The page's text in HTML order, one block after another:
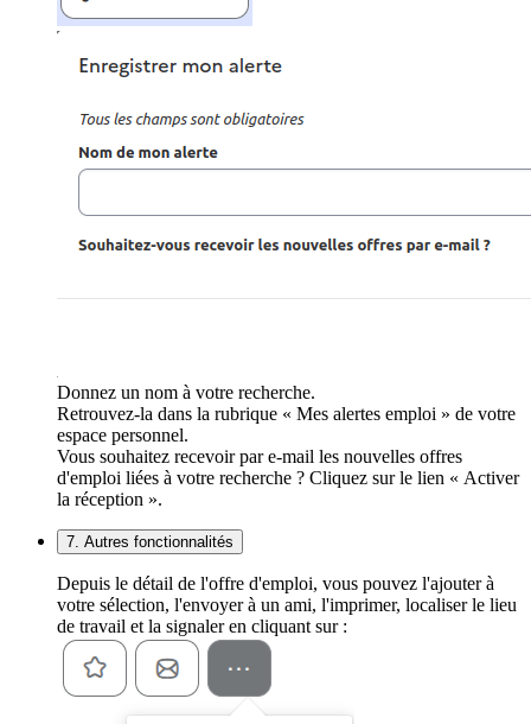
Donnez un nom à votre recherche.
Retrouvez-la dans la rubrique « Mes alertes emploi » de votre
espace personnel.
Vous souhaitez recevoir par e-mail les nouvelles offres
d'emploi liées à votre recherche ? Cliquez sur le lien « Activer
la réception ».
7. Autres fonctionnalités
Depuis le détail de l'offre d'emploi, vous pouvez l'ajouter à
votre sélection, l'envoyer à un ami, l'imprimer, localiser le lieu
de travail et la signaler en cliquant sur :